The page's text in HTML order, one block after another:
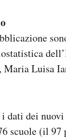
Luisa
dati dei
scuole (il